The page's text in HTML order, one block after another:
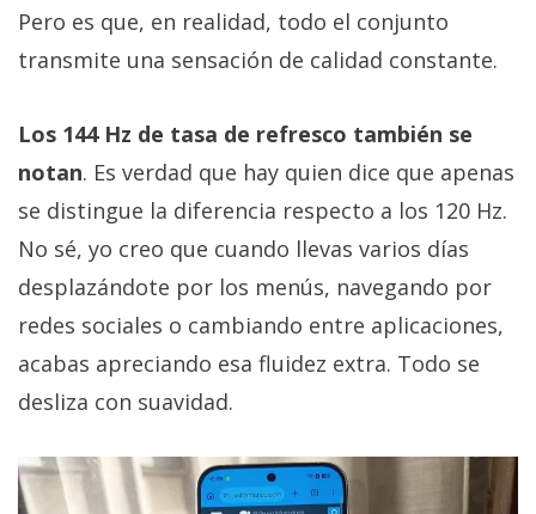
Pero es que, en realidad, todo el conjunto
transmite una sensación de calidad constante.
Los 144 Hz de tasa de refresco también se
notan. Es verdad que hay quien dice que apenas
se distingue la diferencia respecto a los 120 Hz.
No sé, yo creo que cuando llevas varios días
desplazándote por los menús, navegando por
redes sociales o cambiando entre aplicaciones,
acabas apreciando esa fluidez extra. Todo se
desliza con suavidad.